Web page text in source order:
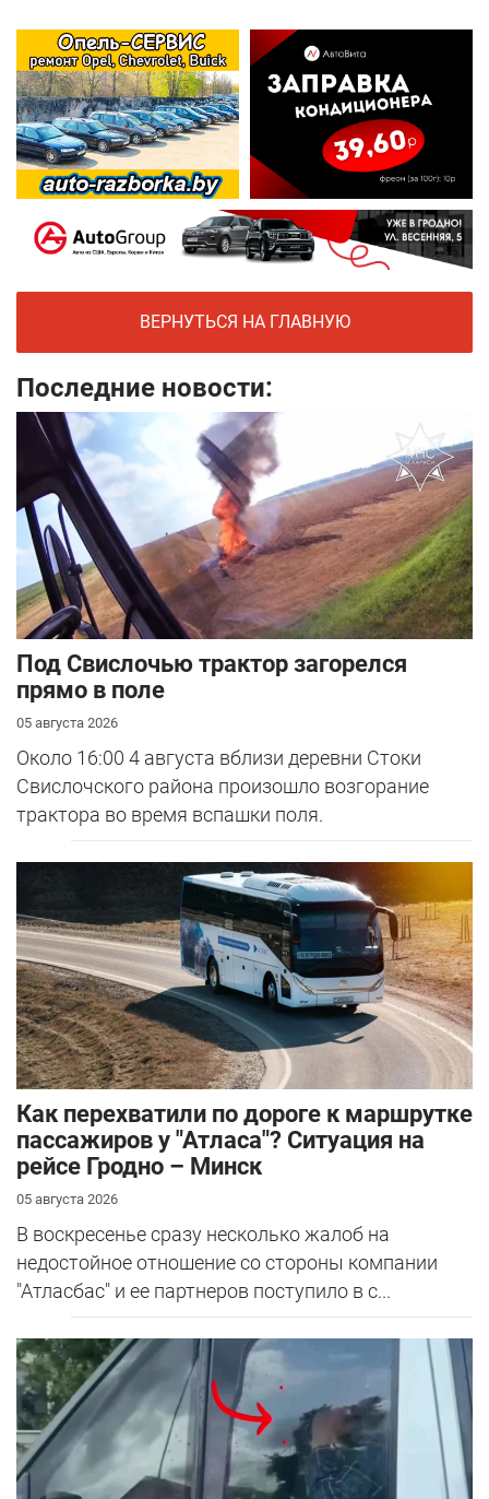
ВЕРНУТЬСЯ НА ГЛАВНУЮ
Последние новости:
Под Свислочью трактор загорелся
прямо в поле
05 августа 2026
Около 16:00 4 августа вблизи деревни Стоки
Свислочского района произошло возгорание
трактора во время вспашки поля.
Как перехватили по дороге к маршрутке
пассажиров у "Атласа"? Ситуация на
рейсе Гродно – Минск
05 августа 2026
В воскресенье сразу несколько жалоб на
недостойное отношение со стороны компании
"Атласбас" и ее партнеров поступило в с...